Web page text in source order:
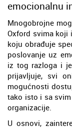
emocionalnu
Mnogobrojne
Oxford svima koji
koju obrađuje
poslovanje uz
iz tog razloga i
prijavljuje, svi
mogućnosti
tako isto i sa
organizacije.
U osnovi,